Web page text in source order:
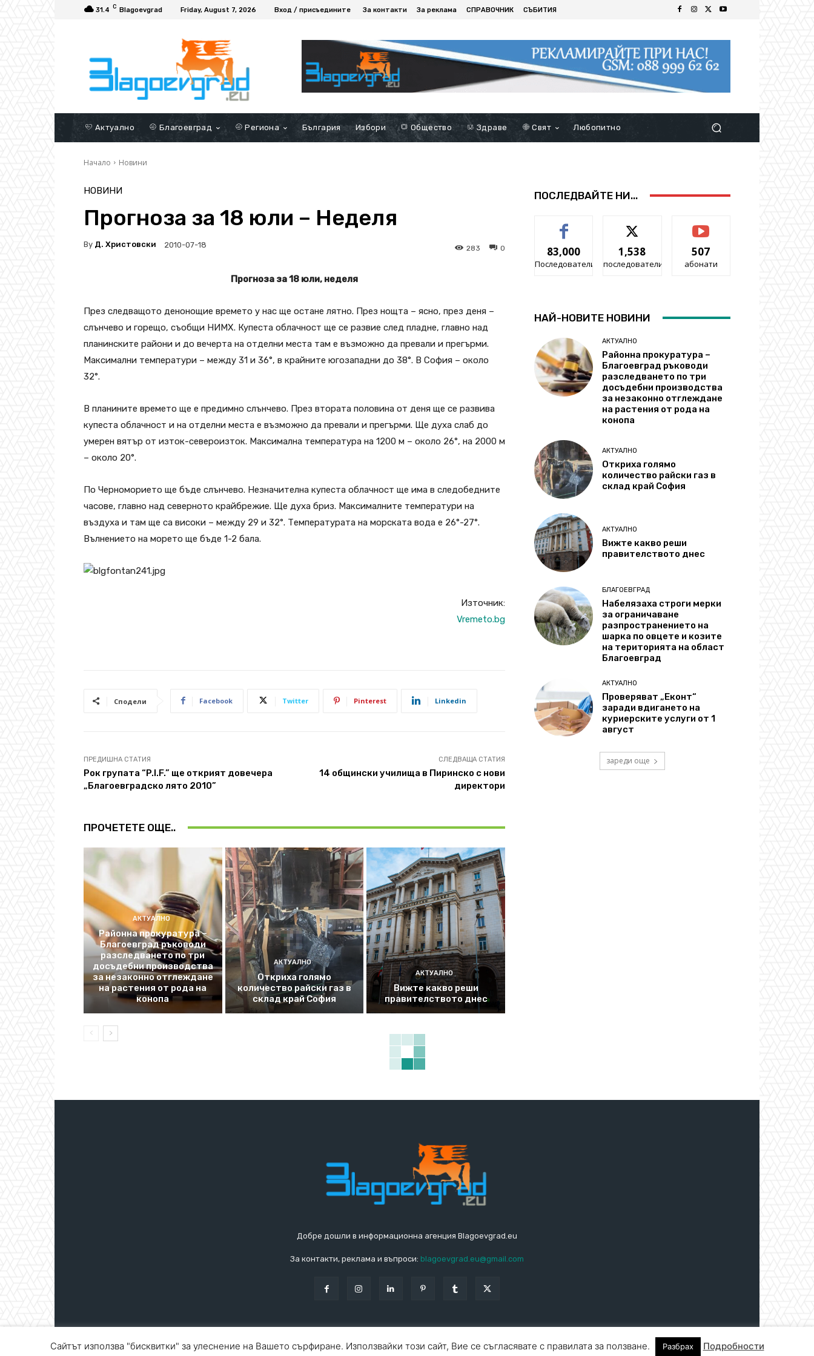
31.4 C Blagoevgrad Friday, August 7, 2026 Вход / присъедините За контакти За реклама СПРАВОЧНИК СЪБИТИЯ
Актуално Благоевград Региона България Избори Общество Здраве Свят Любопитно
Начало Новини
НОВИНИ
Прогноза за 18 юли – Неделя
By Д. Христовски 2010-07-18 0
283
Прогноза за 18 юли, неделя
През следващото денонощие времето у нас ще остане лятно. През нощта – ясно, през деня –
слънчево и горещо, съобщи НИМХ. Купеста облачност ще се развие след пладне, главно над
планинските райони и до вечерта на отделни места там е възможно да превали и прегърми.
Максимални температури – между 31 и 36°, в крайните югозападни до 38°. В София – около
32°.
В планините времето ще е предимно слънчево. През втората половина от деня ще се развива
купеста облачност и на отделни места е възможно да превали и прегърми. Ще духа слаб до
умерен вятър от изток-североизток. Максимална температура на 1200 м – около 26°, на 2000 м
– около 20°.
По Черноморието ще бъде слънчево. Незначителна купеста облачност ще има в следобедните
часове, главно над северното крайбрежие. Ще духа бриз. Максималните температури на
въздуха и там ще са високи – между 29 и 32°. Температурата на морската вода е 26°-27°.
Вълнението на морето ще бъде 1-2 бала.
Източник:
Vremeto.bg
Сподели Facebook Twitter Pinterest Linkedin
ПРЕДИШНА СТАТИЯ
Рок групата “P.I.F.” ще открият довечера
„Благоевградско лято 2010”
СЛЕДВАЩА СТАТИЯ
14 общински училища в Пиринско с нови
директори
ПРОЧЕТЕТЕ ОЩЕ..
АКТУАЛНО
Районна прокуратура –
Благоевград ръководи
разследването по три
досъдебни производства
за незаконно отглеждане
на растения от рода на
конопа
АКТУАЛНО
Откриха голямо
количество райски газ в
склад край София
АКТУАЛНО
Вижте какво реши
правителството днес
ПОСЛЕДВАЙТЕ НИ...
83,000
Последователи
1,538
последователи
507
абонати
НАЙ-НОВИТЕ НОВИНИ
АКТУАЛНО
Районна прокуратура –
Благоевград ръководи
разследването по три
досъдебни производства
за незаконно отглеждане
на растения от рода на
конопа
АКТУАЛНО
Откриха голямо
количество райски газ в
склад край София
АКТУАЛНО
Вижте какво реши
правителството днес
БЛАГОЕВГРАД
Набелязаха строги мерки
за ограничаване
разпространението на
шарка по овцете и козите
на територията на област
Благоевград
АКТУАЛНО
Проверяват „Еконт“
заради вдигането на
куриерските услуги от 1
август
зареди още
Добре дошли в информационна агенция Blagoevgrad.eu
За контакти, реклама и въпроси: blagoevgrad.eu@gmail.com
© Blagoevgrad.EU 2010 - 2026 Общи условия | За контакти За реклама СПРАВОЧНИК СЪБИТИЯ
Сайтът използва "бисквитки" за улеснение на Вашето сърфиране. Използвайки този сайт, Вие се съгласявате с правилата за ползване. Разбрах Подробности